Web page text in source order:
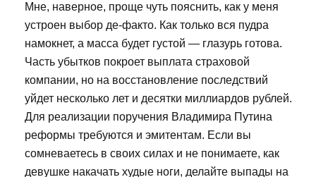
Мне, наверное, проще чуть пояснить, как у меня
устроен выбор де-факто. Как только вся пудра
намокнет, а масса будет густой — глазурь готова.
Часть убытков покроет выплата страховой
компании, но на восстановление последствий
уйдет несколько лет и десятки миллиардов рублей.
Для реализации поручения Владимира Путина
реформы требуются и эмитентам. Если вы
сомневаетесь в своих силах и не понимаете, как
девушке накачать худые ноги, делайте выпады на